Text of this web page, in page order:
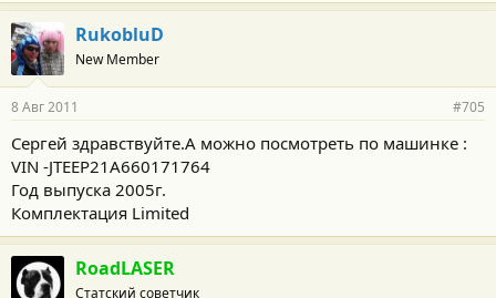
RukobluD
New Member
8 Авг 2011 #705
Сергей здравствуйте.А можно посмотреть по машинке :
VIN -JTEEP21A660171764
Год выпуска 2005г.
Комплектация Limited
RoadLASER
Статский советчик